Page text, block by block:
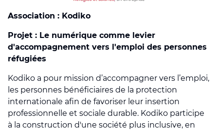
Association : Kodiko
Projet : Le numérique comme levier
d'accompagnement vers l'emploi des personnes
réfugiées
Kodiko a pour mission d’accompagner vers l’emploi,
les personnes bénéficiaires de la protection
internationale afin de favoriser leur insertion
professionnelle et sociale durable. Kodiko participe
à la construction d'une société plus inclusive, en